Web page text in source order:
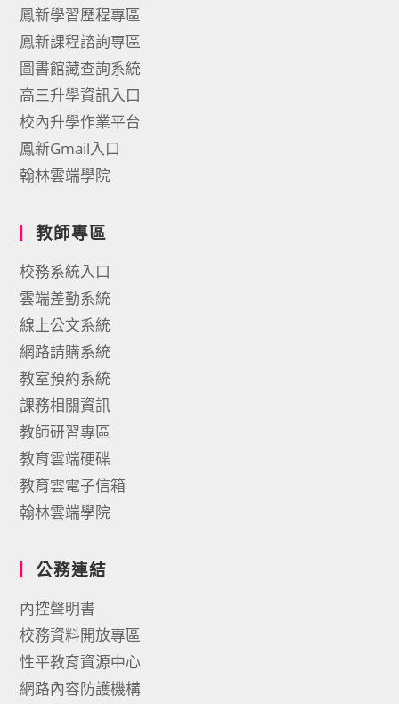
鳳新學習歷程專區
鳳新課程諮詢專區
圖書館藏查詢系統
高三升學資訊入口
校內升學作業平台
鳳新Gmail入口
翰林雲端學院
教師專區
校務系統入口
雲端差勤系統
線上公文系統
網路請購系統
教室預約系統
課務相關資訊
教師研習專區
教育雲端硬碟
教育雲電子信箱
翰林雲端學院
公務連結
內控聲明書
校務資料開放專區
性平教育資源中心
網路內容防護機構